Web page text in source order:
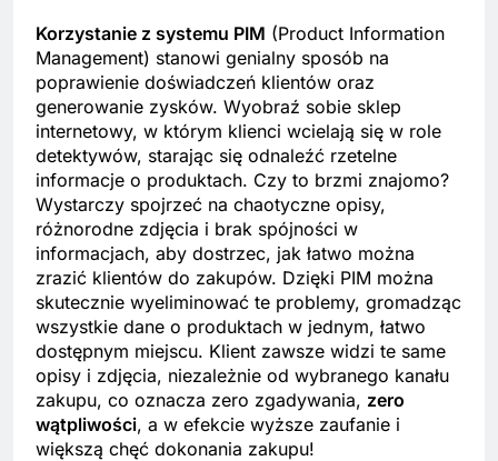
Korzystanie z systemu PIM (Product Information
Management) stanowi genialny sposób na
poprawienie doświadczeń klientów oraz
generowanie zysków. Wyobraź sobie sklep
internetowy, w którym klienci wcielają się w role
detektywów, starając się odnaleźć rzetelne
informacje o produktach. Czy to brzmi znajomo?
Wystarczy spojrzeć na chaotyczne opisy,
różnorodne zdjęcia i brak spójności w
informacjach, aby dostrzec, jak łatwo można
zrazić klientów do zakupów. Dzięki PIM można
skutecznie wyeliminować te problemy, gromadząc
wszystkie dane o produktach w jednym, łatwo
dostępnym miejscu. Klient zawsze widzi te same
opisy i zdjęcia, niezależnie od wybranego kanału
zakupu, co oznacza zero zgadywania, zero
wątpliwości, a w efekcie wyższe zaufanie i
większą chęć dokonania zakupu!